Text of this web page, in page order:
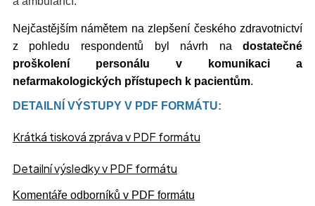
Nejčastějším námětem na zlepšení českého zdravotnictví
z pohledu respondentů byl návrh nadostatečné
proškolení personálu v komunikaci a
nefarmakologických přístupech k pacientům.
DETAILNÍ VÝSTUPY V PDF FORMÁTU:
Krátká tisková zpráva v PDF formátu
Detailní výsledky v PDF formátu
Komentáře odborníků v PDF formátu